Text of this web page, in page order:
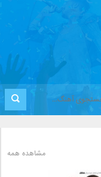
مشاهده همه